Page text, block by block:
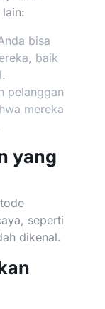
bisa
baik
pelanggan
mereka
yang
seperti
dikenal.